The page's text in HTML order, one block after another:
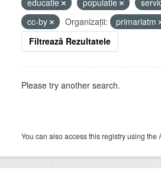
educatie
populatie
cc-by
Organizații:
primariatm
Filtrează Rezultatele
Please try another search.
You can also access this registry using the